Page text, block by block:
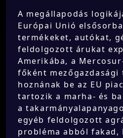
A megállapodás
Európai Unió
termékeket, autókat,
feldolgozott árukat
Amerikába, a
főként mezőgazdasági
hoznának be az EU
tartozik a marha- és
a
egyéb feldolgozott
probléma abból fakad,